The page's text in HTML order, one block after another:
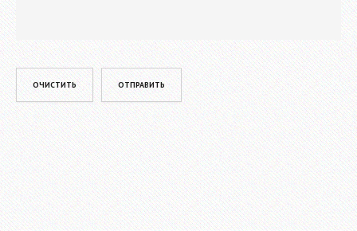
Please leave this field empty.